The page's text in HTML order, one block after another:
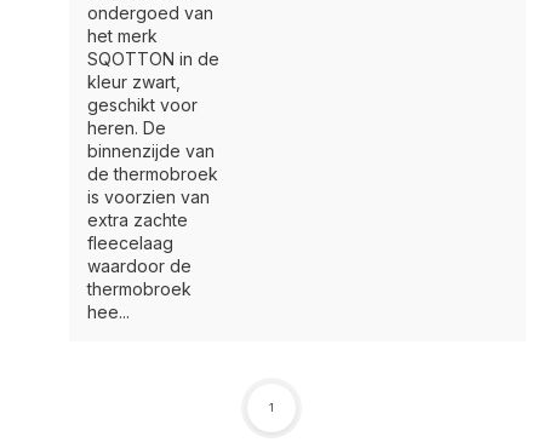
ondergoed van
het merk
SQOTTON in de
kleur zwart,
geschikt voor
heren. De
binnenzijde van
de thermobroek
is voorzien van
extra zachte
fleecelaag
waardoor de
thermobroek
hee...
1